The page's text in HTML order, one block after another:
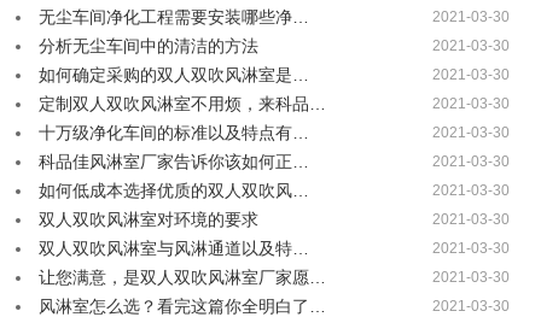
无尘车间净化工程需要安装哪些净… 2021-03-30
分析无尘车间中的清洁的方法 2021-03-30
如何确定采购的双人双吹风淋室是… 2021-03-30
定制双人双吹风淋室不用烦，来科品… 2021-03-30
十万级净化车间的标准以及特点有… 2021-03-30
科品佳风淋室厂家告诉你该如何正… 2021-03-30
如何低成本选择优质的双人双吹风… 2021-03-30
双人双吹风淋室对环境的要求 2021-03-30
双人双吹风淋室与风淋通道以及特… 2021-03-30
让您满意，是双人双吹风淋室厂家愿… 2021-03-30
风淋室怎么选？看完这篇你全明白了… 2021-03-30